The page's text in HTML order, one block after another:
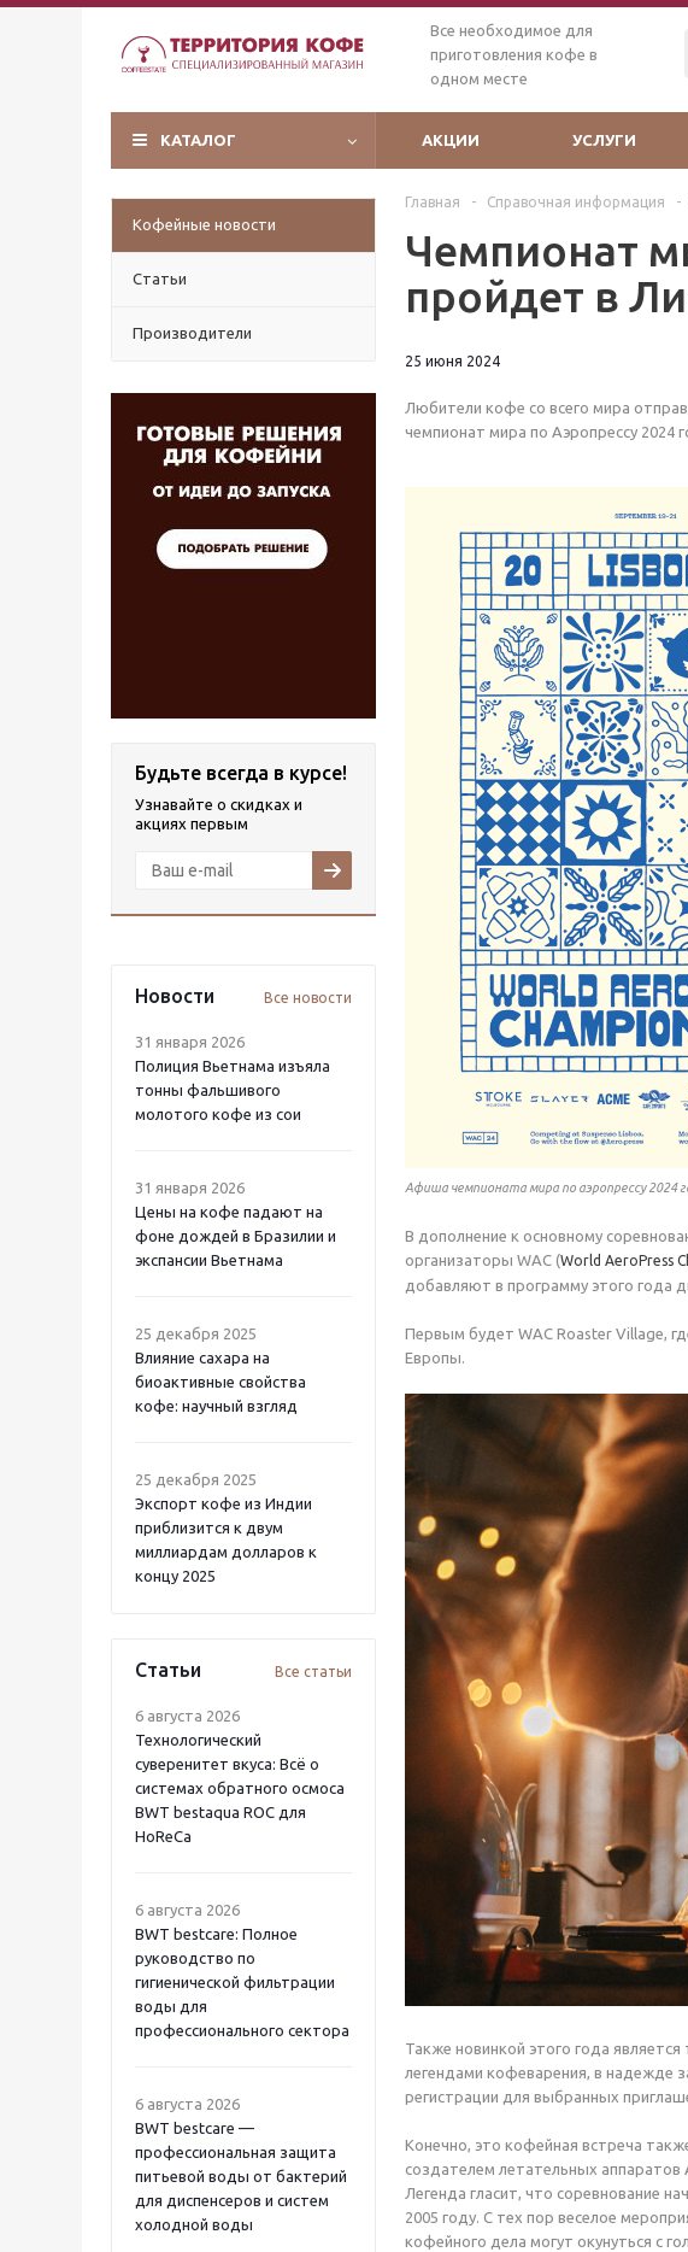
Все необходимое для
приготовления кофе в
одном месте
КАТАЛОГ АКЦИИ УСЛУГИ
Кофейные новости
Статьи
Производители
Будьте всегда в курсе!
Узнавайте о скидках и
акциях первым
Новости Все новости
31 января 2026
Полиция Вьетнама изъяла
тонны фальшивого
молотого кофе из сои
31 января 2026
Цены на кофе падают на
фоне дождей в Бразилии и
экспансии Вьетнама
25 декабря 2025
Влияние сахара на
биоактивные свойства
кофе: научный взгляд
25 декабря 2025
Экспорт кофе из Индии
приблизится к двум
миллиардам долларов к
концу 2025
Статьи Все статьи
6 августа 2026
Технологический
суверенитет вкуса: Всё о
системах обратного осмоса
BWT bestaqua ROC для
HoReCa
6 августа 2026
BWT bestcare: Полное
руководство по
гигиенической фильтрации
воды для
профессионального сектора
6 августа 2026
BWT bestcare —
профессиональная защита
питьевой воды от бактерий
для диспенсеров и систем
холодной воды
Главная - Справочная информация -
Чемпионат
пройдет в
25 июня 2024
Любители кофе со всего мира
чемпионат мира по Аэропрессу 2024
Афиша чемпионата мира по аэропрессу 2024
В дополнение к основному
организаторы WAC (World AeroPress
добавляют в программу этого года
Первым будет WAC Roaster Village,
Европы.
Также новинкой этого года
легендами кофеварения, в надежде
регистрации для выбранных
Конечно, это кофейная встреча
создателем летательных
Легенда гласит, что соревнование
2005 году. С тех пор веселое
кофейного дела могут окунуться с